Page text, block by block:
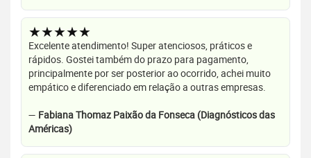
★★★★★
Excelente atendimento! Super atenciosos, práticos e
rápidos. Gostei também do prazo para pagamento,
principalmente por ser posterior ao ocorrido, achei muito
empático e diferenciado em relação a outras empresas.
— Fabiana Thomaz Paixão da Fonseca (Diagnósticos das
Américas)